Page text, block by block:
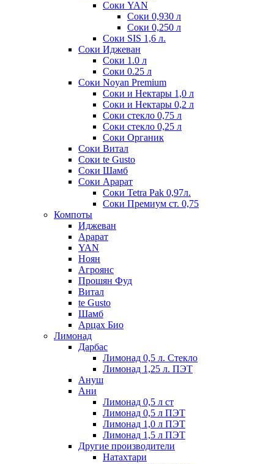
Соки YAN
Соки 0,930 л
Соки 0,250 л
Соки SIS 1,6 л.
Соки Иджеван
Соки 1.0 л
Соки 0.25 л
Соки Noyan Premium
Соки и Нектары 1,0 л
Соки и Нектары 0,2 л
Соки стекло 0,75 л
Соки стекло 0,25 л
Соки Органик
Соки Витал
Соки te Gusto
Соки Шамб
Соки Арарат
Соки Tetra Pak 0,97л.
Соки Премиум ст. 0,75
Компоты
Иджеван
Арарат
YAN
Ноян
Агроянс
Прошян Фуд
Витал
te Gusto
Шамб
Арцах Био
Лимонад
Дарбас
Лимонад 0,5 л. Стекло
Лимонад 1,25 л. ПЭТ
Ануш
Ани
Лимонад 0,5 л ст
Лимонад 0,5 л ПЭТ
Лимонад 1,0 л ПЭТ
Лимонад 1,5 л ПЭТ
Другие производители
Натахтари